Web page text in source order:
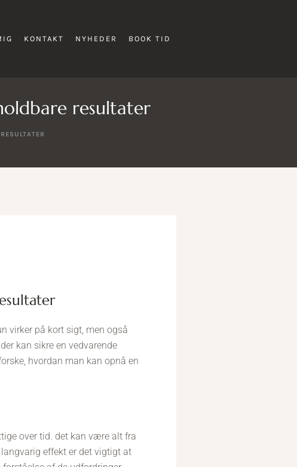
KONTAKT NYHEDER BOOK TID
resultater
virker på kort sigt, men også
kan sikre en vedvarende
hvordan man kan opnå en
over tid. det kan være alt fra
effekt er det vigtigt at